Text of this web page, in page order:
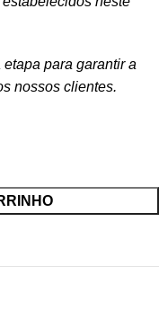
para garantir a
nossos clientes.